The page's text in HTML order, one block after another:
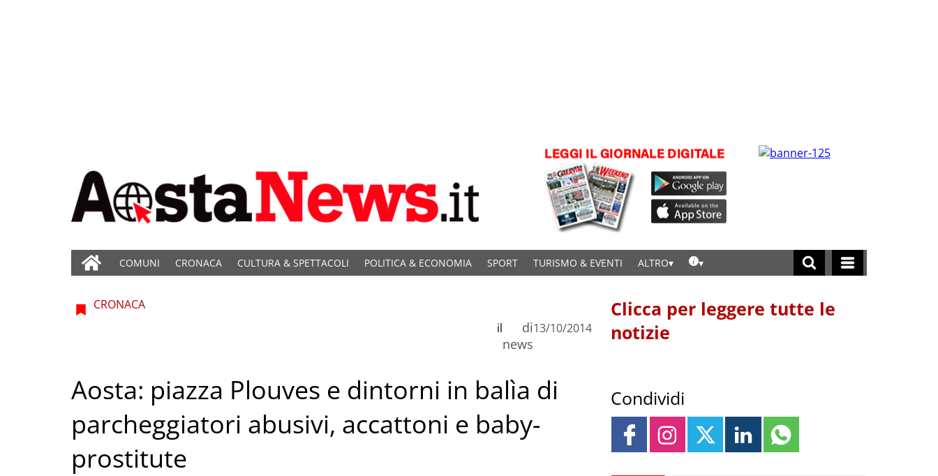
COMUNI CRONACA CULTURA & SPETTACOLI POLITICA & ECONOMIA SPORT TURISMO & EVENTI ALTRO
CRONACA
di
news
il 13/10/2014
Aosta: piazza Plouves e dintorni in balìa di
parcheggiatori abusivi, accattoni e baby-
prostitute
Clicca per leggere tutte le
notizie
Condividi